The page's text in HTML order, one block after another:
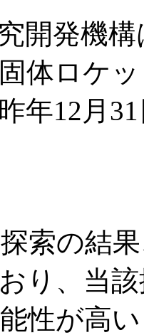
開発機構
体ロケ
年12月
索の結果
り、当
性が高